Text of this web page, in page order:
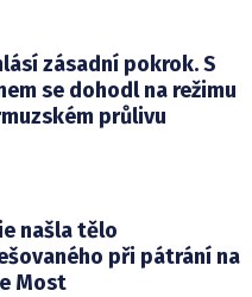
zásadní pokrok. S
se dohodl na režimu
průlivu
našla tělo
při pátrání na
Most